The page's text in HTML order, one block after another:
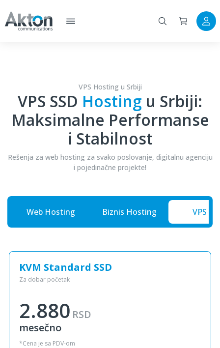
VPS Hosting u Srbiji
VPS SSD Hosting u Srbiji:
Maksimalne Performanse
i Stabilnost
Rešenja za web hosting za svako poslovanje, digitalnu agenciju
i pojedinačne projekte!
Web Hosting Biznis Hosting VPS
KVM Standard SSD
Za dobar početak
2.880RSD
mesečno
*Cena je sa PDV-om